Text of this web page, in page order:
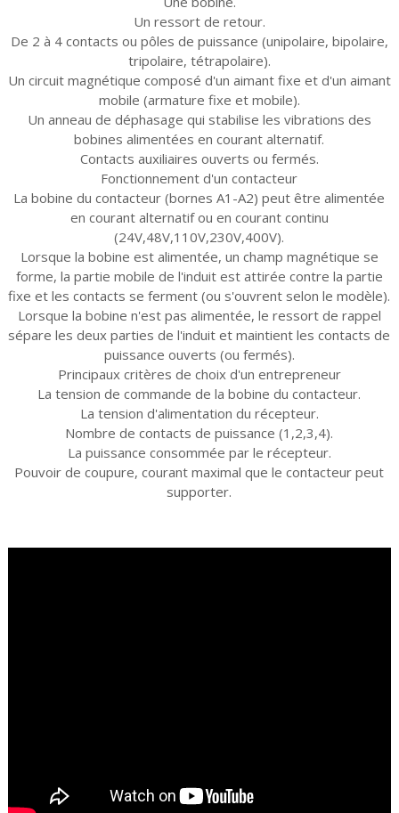
Un ressort de retour.
De 2 à 4 contacts ou pôles de puissance (unipolaire, bipolaire,
tripolaire, tétrapolaire).
Un circuit magnétique composé d'un aimant fixe et d'un aimant
mobile (armature fixe et mobile).
Un anneau de déphasage qui stabilise les vibrations des
bobines alimentées en courant alternatif.
Contacts auxiliaires ouverts ou fermés.
Fonctionnement d'un contacteur
La bobine du contacteur (bornes A1-A2) peut être alimentée
en courant alternatif ou en courant continu
(24V,48V,110V,230V,400V).
Lorsque la bobine est alimentée, un champ magnétique se
forme, la partie mobile de l'induit est attirée contre la partie
fixe et les contacts se ferment (ou s'ouvrent selon le modèle).
Lorsque la bobine n'est pas alimentée, le ressort de rappel
sépare les deux parties de l'induit et maintient les contacts de
puissance ouverts (ou fermés).
Principaux critères de choix d'un entrepreneur
La tension de commande de la bobine du contacteur.
La tension d'alimentation du récepteur.
Nombre de contacts de puissance (1,2,3,4).
La puissance consommée par le récepteur.
Pouvoir de coupure, courant maximal que le contacteur peut
supporter.